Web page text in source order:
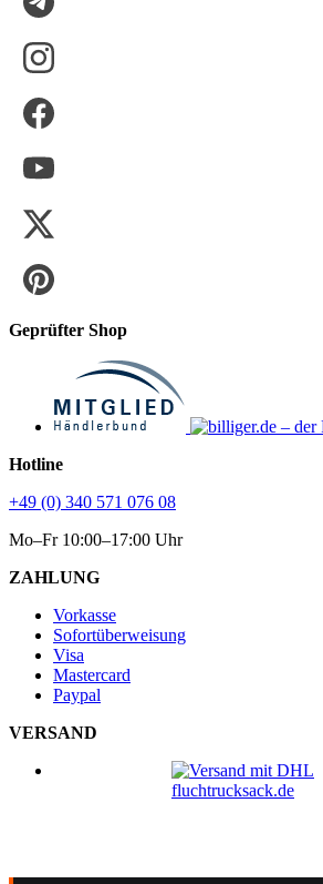
Geprüfter Shop
Hotline
+49 (0) 340 571 076 08
Mo–Fr 10:00–17:00 Uhr
ZAHLUNG
Vorkasse
Sofortüberweisung
Visa
Mastercard
Paypal
VERSAND